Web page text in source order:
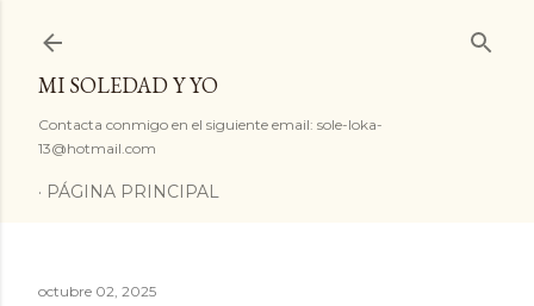
MI SOLEDAD Y YO
Contacta conmigo en el siguiente email: sole-loka-
13@hotmail.com
PÁGINA PRINCIPAL
octubre 02, 2025